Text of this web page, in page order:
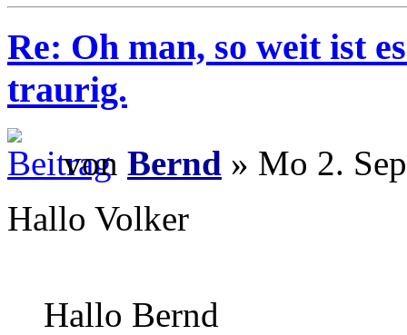
Re: Oh man, so weit ist
traurig.
von Bernd » Mo 2.
Hallo Volker
Hallo Bernd